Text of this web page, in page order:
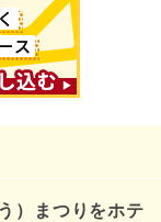
）まつりをホテ